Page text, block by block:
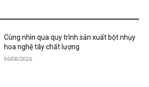
Cùng nhìn qua quy trình sản xuất bột nhụy
hoa nghệ tây chất lượng
06/08/2026